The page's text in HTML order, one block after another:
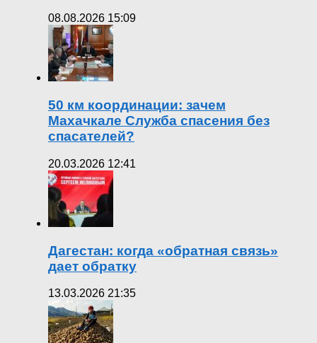
08.08.2026 15:09
50 км координации: зачем
Махачкале Служба спасения без
спасателей?
20.03.2026 12:41
Дагестан: когда «обратная связь»
дает обратку
13.03.2026 21:35